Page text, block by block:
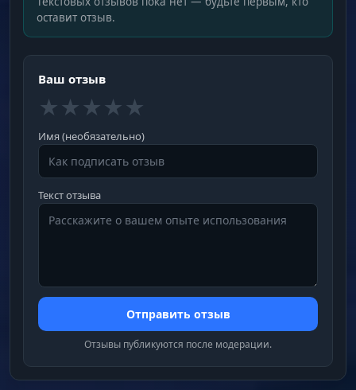
оставит отзыв.
Ваш отзыв
★★★★★
Имя (необязательно)
Текст отзыва
Отправить отзыв
Отзывы публикуются после модерации.